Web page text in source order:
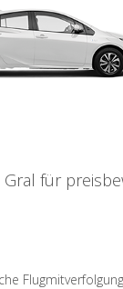
Gral für
Flugmitverfolgung